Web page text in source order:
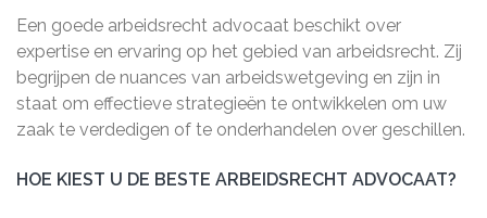
Een goede arbeidsrecht advocaat beschikt over
expertise en ervaring op het gebied van arbeidsrecht. Zij
begrijpen de nuances van arbeidswetgeving en zijn in
staat om effectieve strategieën te ontwikkelen om uw
zaak te verdedigen of te onderhandelen over geschillen.
HOE KIEST U DE BESTE ARBEIDSRECHT ADVOCAAT?